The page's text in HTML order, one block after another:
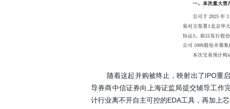
随着这起并购被终止，映射出了IPO重
导券商中信证券向上海证监局提交辅导工作
计行业离不开自主可控的EDA工具，再加上